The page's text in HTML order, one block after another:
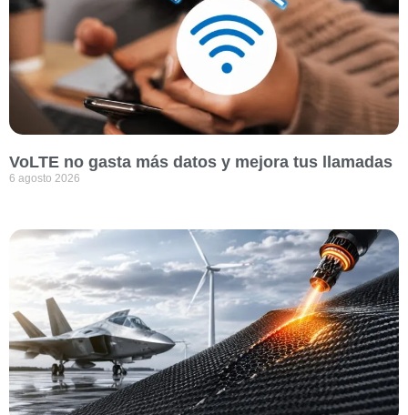
VoLTE no gasta más datos y mejora tus llamadas
6 agosto 2026